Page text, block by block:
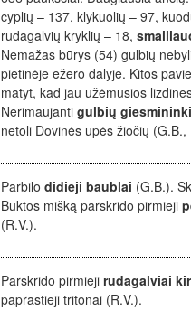
cyplių – 137, klykuolių – 97,
rudagalvių kryklių – 18,
Nemažas būrys (54) gulbių
pietinėje ežero dalyje. Kitos
matyt, kad jau užėmusios
Nerimaujanti gulbių
netoli Dovinės upės žiočių (G.B.,
Parbilo didieji baublai (G.B.).
Buktos mišką parskrido pirmieji
(R.V.).
Parskrido pirmieji rudagalviai
paprastieji tritonai (R.V.).